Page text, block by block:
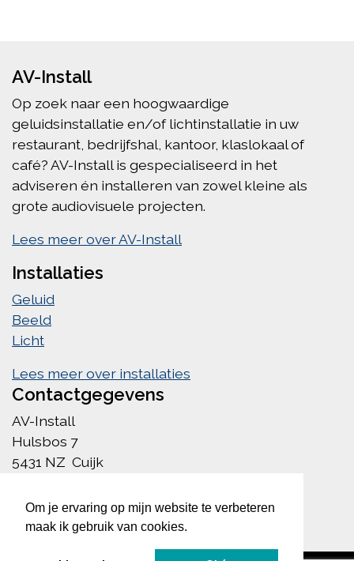
Om je ervaring op mijn website te verbeteren
maak ik gebruik van cookies.
AV-Install
Op zoek naar een hoogwaardige
geluidsinstallatie en/of lichtinstallatie in uw
restaurant, bedrijfshal, kantoor, klaslokaal of
café? AV-Install is gespecialiseerd in het
adviseren én installeren van zowel kleine als
grote audiovisuele projecten.
Lees meer over AV-Install
Installaties
Geluid
Beeld
Licht
Lees meer over installaties
Contactgegevens
AV-Install
Hulsbos 7
5431 NZ Cuijk
085 222 1756